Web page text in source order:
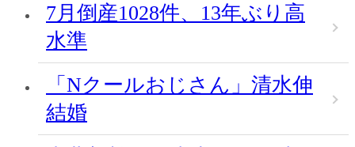
7月倒産1028件、13年ぶり高
水準
「Nクールおじさん」清水伸
結婚